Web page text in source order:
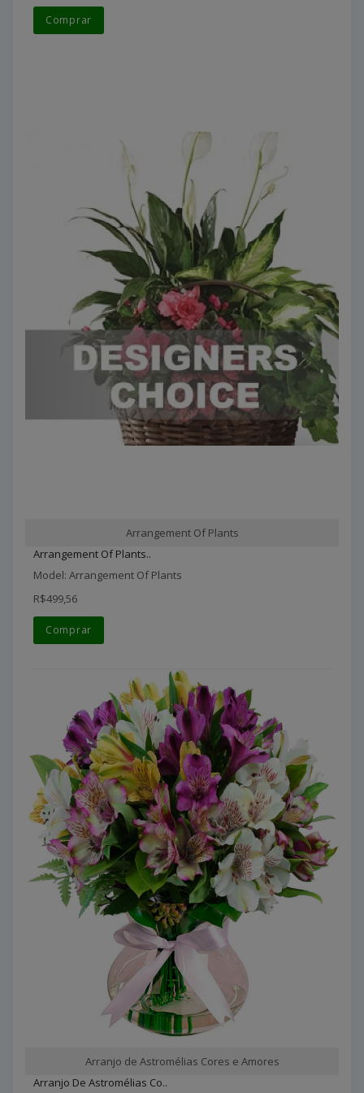
Comprar
Arrangement Of Plants
Arrangement Of Plants..
Model: Arrangement Of Plants
R$499,56
Comprar
Arranjo de Astromélias Cores e Amores
Arranjo De Astromélias Co..